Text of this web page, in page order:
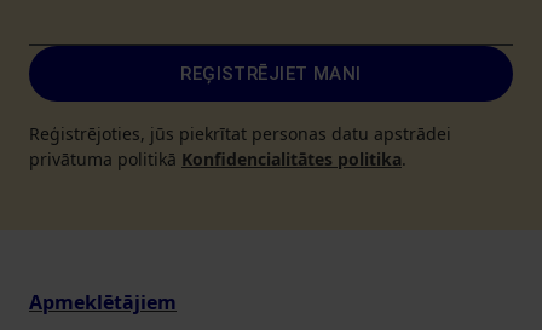
REĢISTRĒJIET MANI
Reģistrējoties, jūs piekrītat personas datu apstrādei
privātuma politikā Konfidencialitātes politika.
Apmeklētājiem